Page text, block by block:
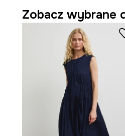
- Długość: 105 cm.
- Wymiary podane dla
Zobacz wybrane